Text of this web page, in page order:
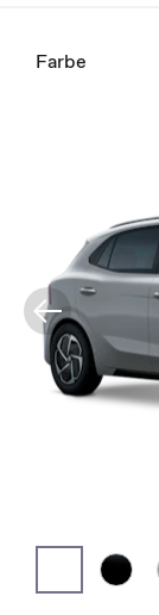
Farbe